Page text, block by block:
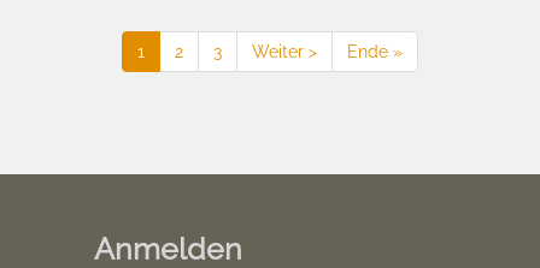
Seitennummerierung
Aktuelle
Seite
1 Seite
2 Seite
3
Nächste
Seite
Weiter >
Last
page
Ende »
Anmelden